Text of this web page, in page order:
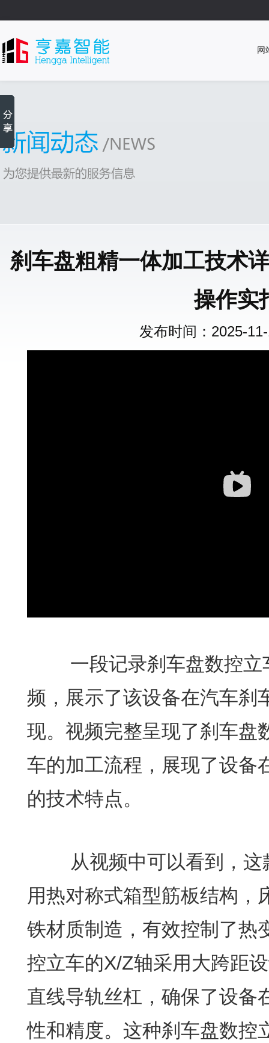
网
刹车盘粗精一体加工技术
操作实
发布时间：2025-
一段记录刹车盘数控立
频，展示了该设备在汽车刹
现。视频完整呈现了刹车盘
车的加工流程，展现了设备
的技术特点。
从视频中可以看到，这
用热对称式箱型筋板结构，
铁材质制造，有效控制了热
控立车的X/Z轴采用大跨距
直线导轨丝杠，确保了设备
性和精度。这种刹车盘数控